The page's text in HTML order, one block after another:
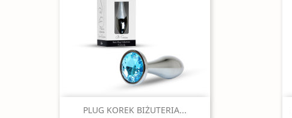
 Szybki podgląd
PLUG KOREK BIŻUTERIA...